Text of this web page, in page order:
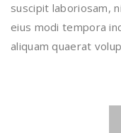
suscipit laboriosam,
eius modi tempora
aliquam quaerat